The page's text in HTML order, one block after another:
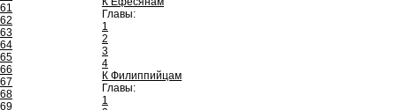
61
62
63
64
65
66
67
68
69
Главы:
1
2
3
4
К Филиппийцам
Главы:
1